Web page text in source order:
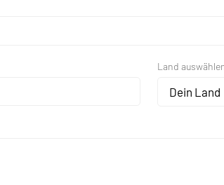
Land
Dein Land